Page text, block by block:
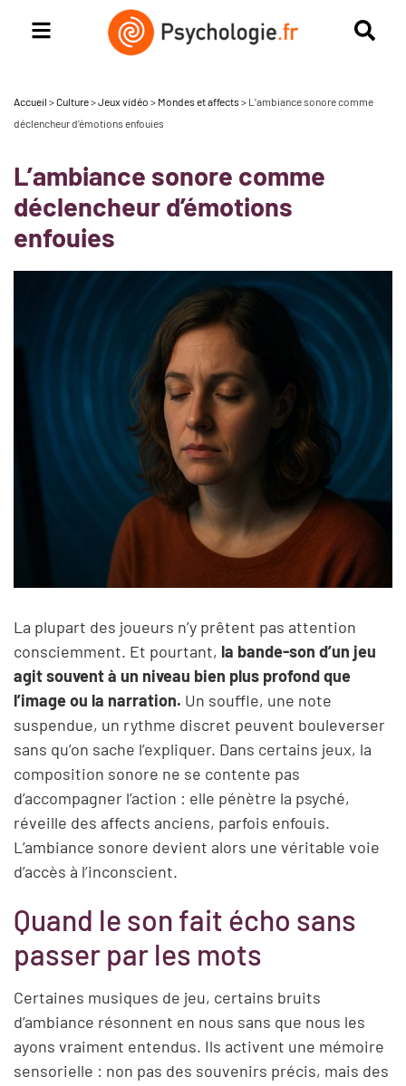
Accueil >Culture>Jeux vidéo > Mondes et affects > L’ambiance sonore comme
déclencheur d’émotions enfouies
L’ambiance sonore comme
déclencheur d’émotions
enfouies
La plupart des joueurs n’y prêtent pas attention
consciemment. Et pourtant, la bande-son d’un jeu
agit souvent à un niveau bien plus profond que
l’image ou la narration. Un souffle, une note
suspendue, un rythme discret peuvent bouleverser
sans qu’on sache l’expliquer. Dans certains jeux, la
composition sonore ne se contente pas
d’accompagner l’action : elle pénètre la psyché,
réveille des affects anciens, parfois enfouis.
L’ambiance sonore devient alors une véritable voie
d’accès à l’inconscient.
Quand le son fait écho sans
passer par les mots
Certaines musiques de jeu, certains bruits
d’ambiance résonnent en nous sans que nous les
ayons vraiment entendus. Ils activent une mémoire
sensorielle : non pas des souvenirs précis, mais des